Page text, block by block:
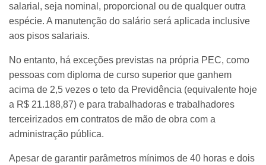
salarial, seja nominal, proporcional ou de qualquer outra
espécie. A manutenção do salário será aplicada inclusive
aos pisos salariais.
No entanto, há exceções previstas na própria PEC, como
pessoas com diploma de curso superior que ganhem
acima de 2,5 vezes o teto da Previdência (equivalente hoje
a R$ 21.188,87) e para trabalhadoras e trabalhadores
terceirizados em contratos de mão de obra com a
administração pública.
Apesar de garantir parâmetros mínimos de 40 horas e dois